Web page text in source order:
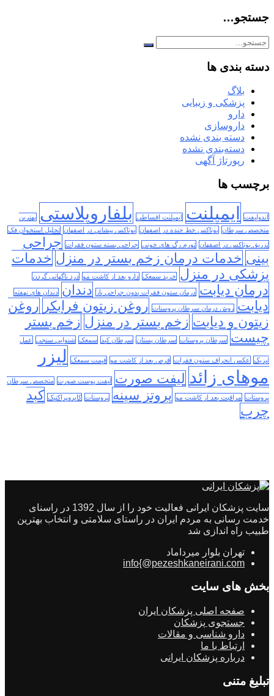
جستجو…
دسته بندی ها
بلاگ
پزشکی و زیبایی
دارو
داروسازی
دسته بندی نشده
دسته‌بندی نشده
رپورتاژ آگهی
برچسب ها
اندولیفت ایمپلنت ایمپلنت اقساطی بلفاروپلاستی
بهترین
متخصص سرطان بوتاکس خط خنده در اصفهان بوتاکس پیشانی در اصفهان تحلیل استخوان فک
تزریق بوتاکس در اصفهان تورم رگ های خونی جراحی بسته ستون فقرات
جراحی
بینی خدمات درمان زخم بستر در منزل خدمات
پزشکی در منزل
خرید سمعک دارو بعد از کاشت مو درد ناگهانی گردن
درمان دیابت درمان ستون فقرات بدون جراحی باز دندان دندان های نهفته
دیابت روش درمان سرطان پروستات روغن زیتون فرابکر روغن
زیتون و دیابت زخم بستر در منزل زخم بستر
چیست سرطان پروستات سرطان پستان سرطان کبد سمعک شنوایی سنجی عمل
لیزیک عکس انحراف ستون فقرات قرص بعد از کاشت مو قیمت سمعک
لیزر
موهای زائد لیفت صورت لیفت پوست صورت متخصص سرطان
پروستات مراقبت بعد از کاشت مو پروتز سینه پروستات کایروپراکتیک کبد
چرب
سایت پزشکان ایرانی فعالیت خود را از سال 1392 در راسنای
خدمت رسانی به مردم ایران در راستای سلامتی و انتخاب بهترین
طبیب راه اندازی شد
تهران بلوار میرداماد
info{@pezeshkaneirani.com
بخش های سایت
صفحه اصلی پزشکان ایران
جستجوی پزشکان
دارو شناسی و مقالات
ارتباط با ما
درباره پزشکان ایرانی
تبلیغ متنی